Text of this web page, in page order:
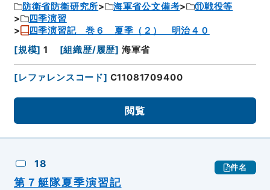
防衛省防衛研究所 海軍省公文備考
⑪戦役等
四季演習
四季演習記 巻６ 夏季（２） 明治４０
[規模] 1 [組織歴/履歴] 海軍省
[レファレンスコード] C11081709400
閲覧
18 件名
第７艇隊夏季演習記